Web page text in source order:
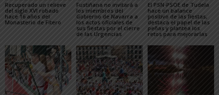
Recuperado un relieve
del siglo XVI robado
hace 16 años del
Monasterio de Fitero
Fustiñana no invitará a
los miembros del
Gobierno de Navarra a
los actos oficiales de
sus fiestas por el cierre
de las Urgencias
El PSN-PSOE de Tudela
hace un balance
positivo de las fiestas,
destaca el papel de las
peñas y plantea los
retos para mejorarlas